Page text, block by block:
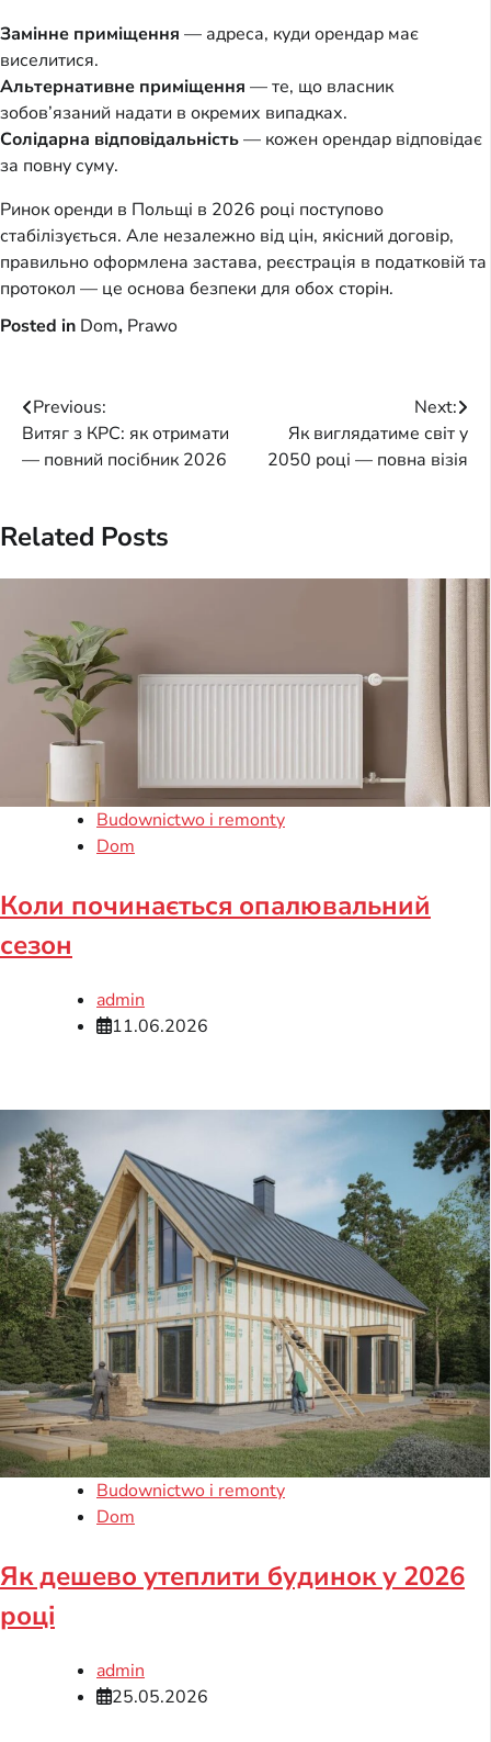
Замінне приміщення — адреса, куди орендар має
виселитися.
Альтернативне приміщення — те, що власник
зобов’язаний надати в окремих випадках.
Солідарна відповідальність— кожен орендар відповідає
за повну суму.
Ринок оренди в Польщі в 2026 році поступово
стабілізується. Але незалежно від цін, якісний договір,
правильно оформлена застава, реєстрація в податковій та
протокол — це основа безпеки для обох сторін.
Posted in Dom, Prawo
Post
navigation
Previous:
Витяг з КРС: як отримати
— повний посібник 2026
Next:
Як виглядатиме світ у
2050 році — повна візія
Related Posts
Budownictwo i remonty
Dom
Коли починається опалювальний
сезон
admin
11.06.2026
Budownictwo i remonty
Dom
Як дешево утеплити будинок у 2026
році
admin
25.05.2026